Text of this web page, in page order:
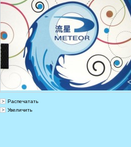
Распечатать
Увеличить